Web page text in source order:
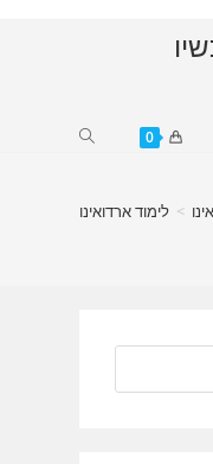
0
Toggle
> לימוד ארדואינו